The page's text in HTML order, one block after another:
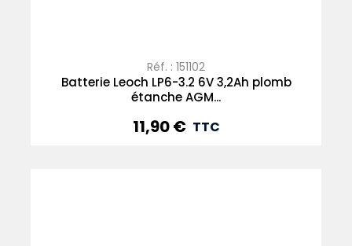
Réf. : 151102
Batterie Leoch LP6-3.2 6V 3,2Ah plomb
étanche AGM...
Prix
11,90 € TTC